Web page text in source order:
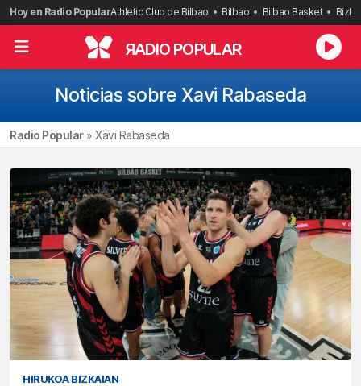
Saltar
al
contenido
Hoy en Radio PopularAthletic Club de Bilbao Bilbao Bilbao Basket
RADIO POPULAR
Noticias sobre Xavi Rabaseda
Radio Popular» Xavi Rabaseda
HIRUKOA BIZKAIAN